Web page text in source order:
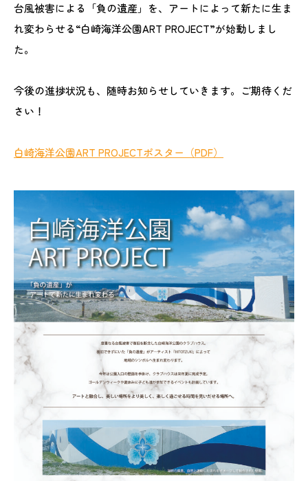
台風被害による「負の遺産」を、アートによって新たに生ま
れ変わらせる“白崎海洋公園ART PROJECT”が始動しまし
た。
今後の進捗状況も、随時お知らせしていきます。ご期待くだ
さい！
白崎海洋公園ART PROJECTポスター（PDF）